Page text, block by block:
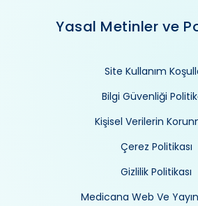
Yasal Metinler ve
Site Kullanım
Bilgi Güvenliği
Kişisel Verilerin
Çerez Politikası
Gizlilik Politikası
Medicana Web Ve